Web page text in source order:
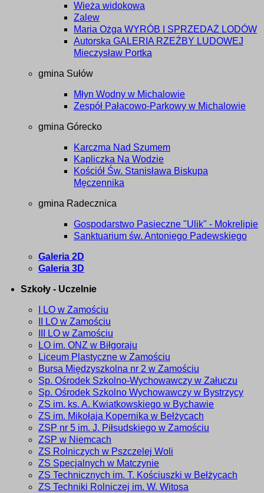
Wieża widokowa
Zalew
Maria Ożga WYRÓB I SPRZEDAŻ LODÓW
Autorska GALERIA RZEŹBY LUDOWEJ
Mieczysław Portka
gmina Sułów
Młyn Wodny w Michalowie
Zespół Pałacowo-Parkowy w Michalowie
gmina Górecko
Karczma Nad Szumem
Kapliczka Na Wodzie
Kościół Św. Stanisława Biskupa
Męczennika
gmina Radecznica
Gospodarstwo Pasieczne "Ulik" - Mokrelipie
Sanktuarium św. Antoniego Padewskiego
Galeria 2D
Galeria 3D
Szkoły - Uczelnie
I LO w Zamościu
II LO w Zamościu
III LO w Zamościu
LO im. ONZ w Biłgoraju
Liceum Plastyczne w Zamościu
Bursa Międzyszkolna nr 2 w Zamościu
Sp. Ośrodek Szkolno-Wychowawczy w Załuczu
Sp. Ośrodek Szkolno Wychowawczy w Bystrzycy
ZS im. ks. A. Kwiatkowskiego w Bychawie
ZS im. Mikołaja Kopernika w Bełżycach
ZSP nr 5 im. J. Piłsudskiego w Zamościu
ZSP w Niemcach
ZS Rolniczych w Pszczelej Woli
ZS Specjalnych w Matczynie
ZS Technicznych im. T. Kościuszki w Bełżycach
ZS Techniki Rolniczej im. W. Witosa